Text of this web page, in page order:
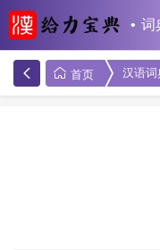
词
首页 汉语词